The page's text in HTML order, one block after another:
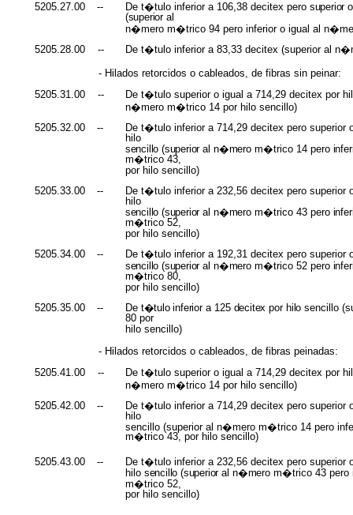
5205.27.00
-- De t�tulo inferior a 106,38 decitex pero superior
(superior al
n�mero m�trico 94 pero inferior o igual al
5205.28.00
-- De t�tulo inferior a 83,33 decitex (superior al
- Hilados retorcidos o cableados, de fibras sin peinar:
5205.31.00
--
De t�tulo superior o igual a 714,29 decitex por
n�mero m�trico 14 por hilo sencillo)
5205.32.00
--
De t�tulo inferior a 714,29 decitex pero superior
hilo
sencillo (superior al n�mero m�trico 14 pero
m�trico 43,
por hilo sencillo)
5205.33.00
--
De t�tulo inferior a 232,56 decitex pero superior
hilo
sencillo (superior al n�mero m�trico 43 pero
m�trico 52,
por hilo sencillo)
5205.34.00
--
De t�tulo inferior a 192,31 decitex pero superior
sencillo (superior al n�mero m�trico 52 pero
m�trico 80,
por hilo sencillo)
5205.35.00
-- De t�tulo inferior a 125 decitex por hilo sencillo
80 por
hilo sencillo)
- Hilados retorcidos o cableados, de fibras peinadas:
5205.41.00
--
De t�tulo superior o igual a 714,29 decitex por
n�mero m�trico 14 por hilo sencillo)
5205.42.00
--
De t�tulo inferior a 714,29 decitex pero superior
hilo
sencillo (superior al n�mero m�trico 14 pero
m�trico 43, por hilo sencillo)
5205.43.00 --
De t�tulo inferior a 232,56 decitex pero superior
hilo sencillo (superior al n�mero m�trico 43 pero
m�trico 52,
por hilo sencillo)